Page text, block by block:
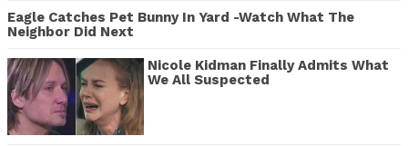
Eagle Catches Pet Bunny In Yard -Watch What The
Neighbor Did Next
Nicole Kidman Finally Admits What
We All Suspected